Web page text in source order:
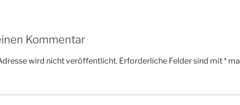
Kommentar
wird nicht veröffentlicht. Erforderliche Felder sind mit*